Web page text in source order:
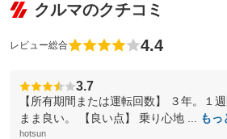
クルマのクチコミ
レビュー総合 4.4
3.7
【所有期間または運転回数】 ３年。１
まま良い。 【良い点】 乗り心地 ...
もっ
hotsun